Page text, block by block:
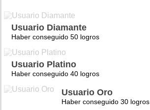
Usuario Diamante
Haber conseguido 50 logros
Usuario Platino
Haber conseguido 40 logros
Usuario Oro
Haber conseguido 30 logros